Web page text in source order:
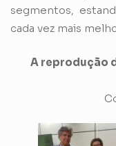
segmentos,
cada vez mais
A reprodução